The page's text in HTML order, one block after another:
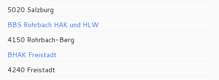
5020 Salzburg
BBS Rohrbach HAK und HLW
4150 Rohrbach-Berg
BHAK Freistadt
4240 Freistadt